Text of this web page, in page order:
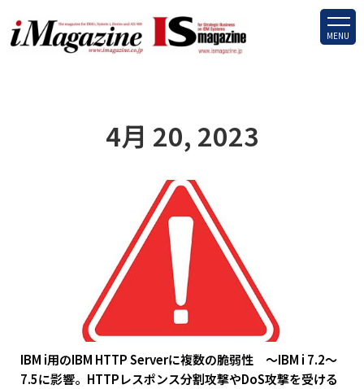
MENU
4月 20, 2023
IBM i用のIBM HTTP Serverに複数の脆弱性 ～IBM i 7.2～
7.5に影響。HTTPレスポンス分割攻撃やDoS攻撃を受ける